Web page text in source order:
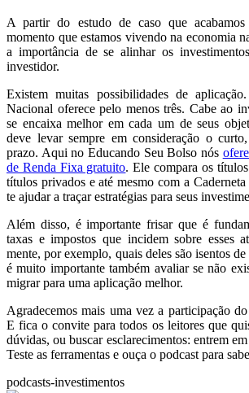
A partir do estudo de caso que
momento que estamos vivendo na economia
a importância de se alinhar os
investidor.
Existem muitas possibilidades de
Nacional oferece pelo menos três. Cabe ao
se encaixa melhor em cada um de seus
deve levar sempre em consideração o
prazo. Aqui no Educando Seu Bolso nós
de Renda Fixa gratuito. Ele compara os
títulos privados e até mesmo com a
te ajudar a traçar estratégias para seus
Além disso, é importante frisar que é
taxas e impostos que incidem sobre esses
mente, por exemplo, quais deles são isentos
é muito importante também avaliar se não
migrar para uma aplicação melhor.
Agradecemos mais uma vez a participação
E fica o convite para todos os leitores que
dúvidas, ou buscar esclarecimentos: entrem
Teste as ferramentas e ouça o podcast para
podcasts-investimentos